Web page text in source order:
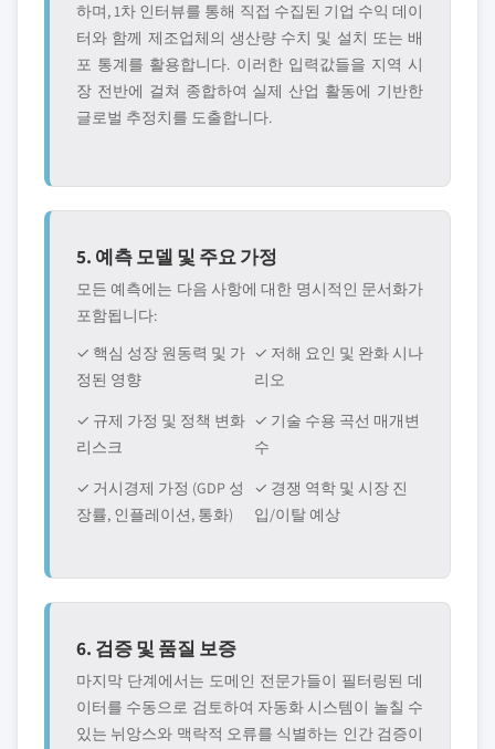
하며, 1차 인터뷰를 통해 직접 수집된 기업 수익 데이
터와 함께 제조업체의 생산량 수치 및 설치 또는 배
포 통계를 활용합니다. 이러한 입력값들을 지역 시
장 전반에 걸쳐 종합하여 실제 산업 활동에 기반한
글로벌 추정치를 도출합니다.
5. 예측 모델 및 주요 가정
모든 예측에는 다음 사항에 대한 명시적인 문서화가
포함됩니다:
✓ 핵심 성장 원동력 및 가
정된 영향
✓ 저해 요인 및 완화 시나
리오
✓ 규제 가정 및 정책 변화
리스크
✓ 기술 수용 곡선 매개변
수
✓ 거시경제 가정 (GDP 성
장률, 인플레이션, 통화)
✓ 경쟁 역학 및 시장 진
입/이탈 예상
6. 검증 및 품질 보증
마지막 단계에서는 도메인 전문가들이 필터링된 데
이터를 수동으로 검토하여 자동화 시스템이 놀칠 수
있는 뉘앙스와 맥락적 오류를 식별하는 인간 검증이